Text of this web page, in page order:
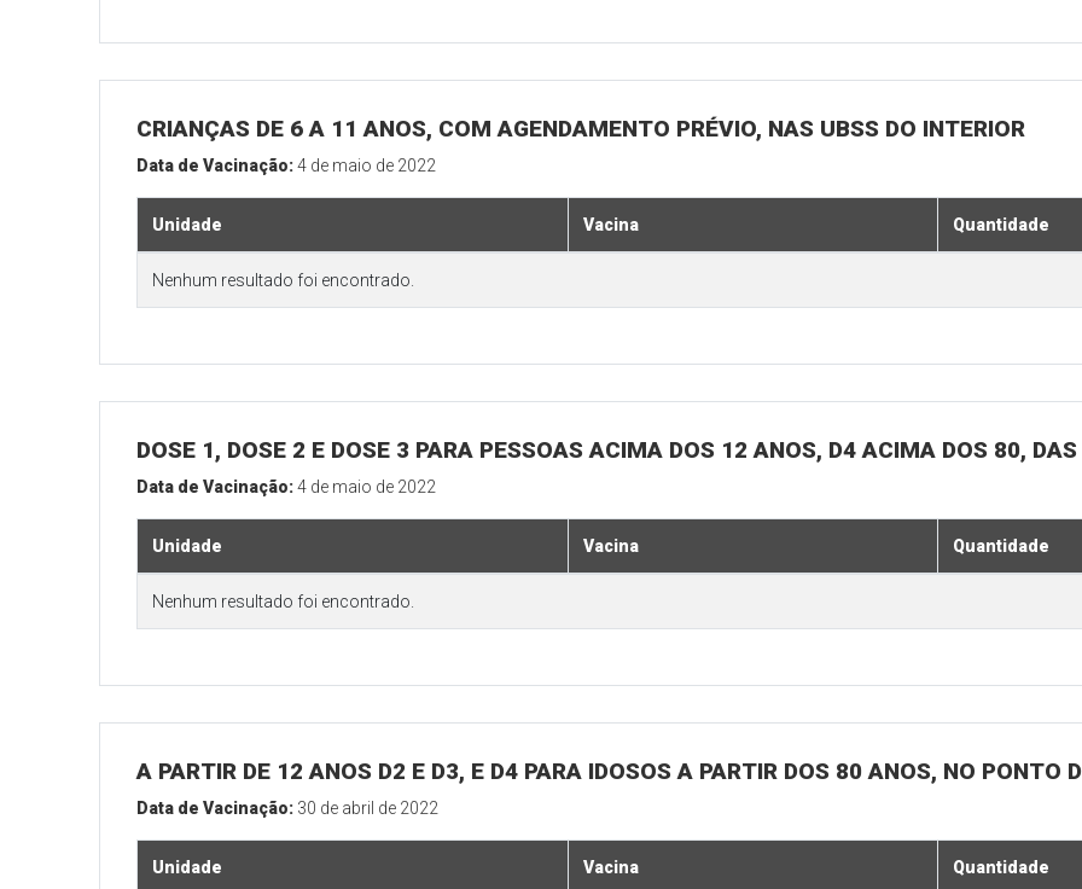
CRIANÇAS DE 6 A 11 ANOS, COM AGENDAMENTO PRÉVIO, NAS UBSS DO INTERIOR
Data de Vacinação:4 de maio de 2022
Unidade Vacina Quantidade
Nenhum resultado foi encontrado.
DOSE 1, DOSE 2 E DOSE 3 PARA PESSOAS ACIMA DOS 12 ANOS, D4 ACIMA DOS 80,
Data de Vacinação:4 de maio de 2022
Unidade Vacina Quantidade
Nenhum resultado foi encontrado.
A PARTIR DE 12 ANOS D2 E D3, E D4 PARA IDOSOS A PARTIR DOS 80 ANOS, NO PONTO
Data de Vacinação: 30 de abril de 2022
Unidade Vacina Quantidade